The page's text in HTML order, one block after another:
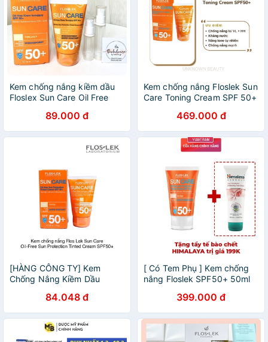
Kem chống nắng kiềm dầu
Floslex Sun Care Oil Free
50ml Floslek Suncare
89.000 đ
Kem chống nắng Floslek Sun
Care Toning Cream SPF 50+
469.000 đ
[HÀNG CÔNG TY] Kem
Chống Nắng Kiềm Dầu
Sun Protection Tinted Cream
SPF 50+ Da Hỗn Hợp Da
Dầu
84.048 đ
[ Có Tem Phụ ] Kem chống
nắng Floslek SPF50+ 50ml
399.000 đ